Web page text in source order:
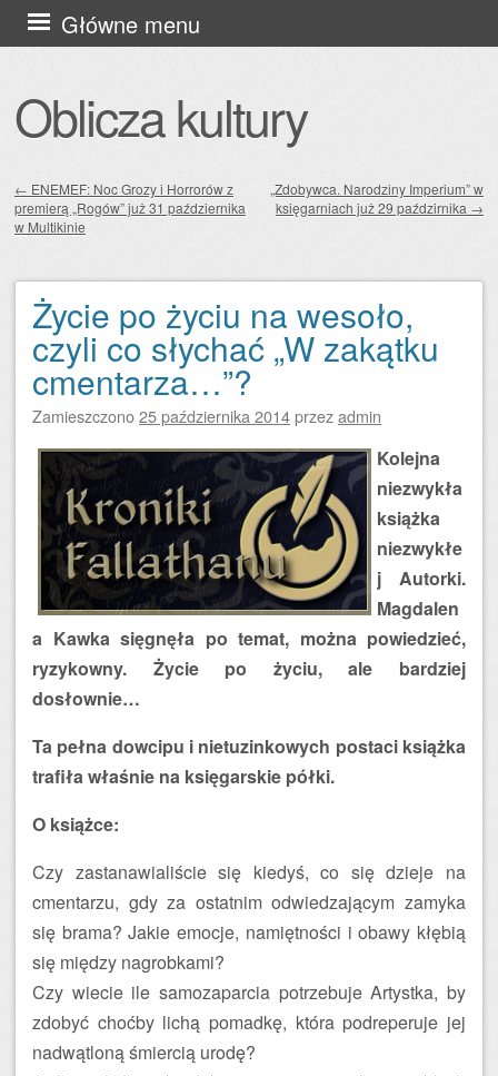
Oblicza kultury
Główne menu
Przejdź
do
Zobacz wpisy
← ENEMEF: Noc Grozy i Horrorów z
premierą „Rogów” już 31 października
w Multikinie
„Zdobywca. Narodziny Imperium” w
księgarniach już 29 paździrnika →
Życie po życiu na wesoło,
czyli co słychać „W zakątku
cmentarza…”?
Zamieszczono25 października 2014przezadmin
Kolejna
niezwykła
książka
niezwykłe
j Autorki.
Magdalen
a Kawka sięgnęła po temat, można powiedzieć,
ryzykowny. Życie po życiu, ale bardziej
dosłownie…
Ta pełna dowcipu i nietuzinkowych postaci książka
trafiła właśnie na księgarskie półki.
O książce:
Czy zastanawialiście się kiedyś, co się dzieje na
cmentarzu, gdy za ostatnim odwiedzającym zamyka
się brama? Jakie emocje, namiętności i obawy kłębią
się między nagrobkami?
Czy wiecie ile samozaparcia potrzebuje Artystka, by
zdobyć choćby lichą pomadkę, która podreperuje jej
nadwątloną śmiercią urodę?